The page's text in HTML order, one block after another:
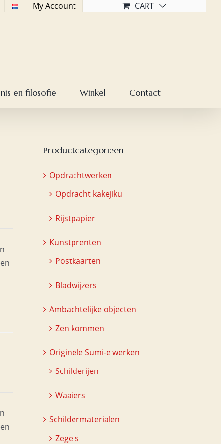
My Account CART
en filosofie Winkel Contact
Productcategorieën
Opdrachtwerken
Opdracht kakejiku
Rijstpapier
Kunstprenten
Postkaarten
Bladwijzers
Ambachtelijke objecten
Zen kommen
Originele Sumi-e werken
Schilderijen
Waaiers
Schildermaterialen
Zegels